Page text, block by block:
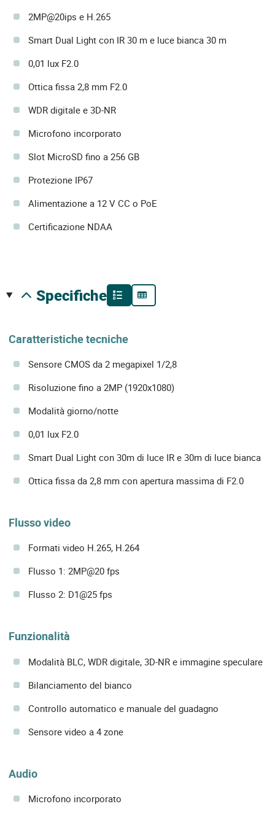
2MP@20ips e H.265
Smart Dual Light con IR 30 m e luce bianca 30 m
0,01 lux F2.0
Ottica fissa 2,8 mm F2.0
WDR digitale e 3D-NR
Microfono incorporato
Slot MicroSD fino a 256 GB
Protezione IP67
Alimentazione a 12 V CC o PoE
Certificazione NDAA
specifiche
Caratteristiche tecniche
Sensore CMOS da 2 megapixel 1/2,8
Risoluzione fino a 2MP (1920x1080)
Modalità giorno/notte
0,01 lux F2.0
Smart Dual Light con 30m di luce IR e 30m di luce bianca
Ottica fissa da 2,8 mm con apertura massima di F2.0
Flusso video
Formati video H.265, H.264
Flusso 1: 2MP@20 fps
Flusso 2: D1@25 fps
Funzionalità
Modalità BLC, WDR digitale, 3D-NR e immagine speculare
Bilanciamento del bianco
Controllo automatico e manuale del guadagno
Sensore video a 4 zone
Audio
Microfono incorporato